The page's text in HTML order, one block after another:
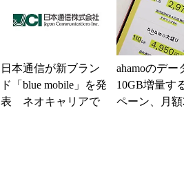
日本通信が新ブラン
ド「blue mobile」を発
表 ネオキャリアで
ahamoのデー
10GB増量す
ペーン、月額